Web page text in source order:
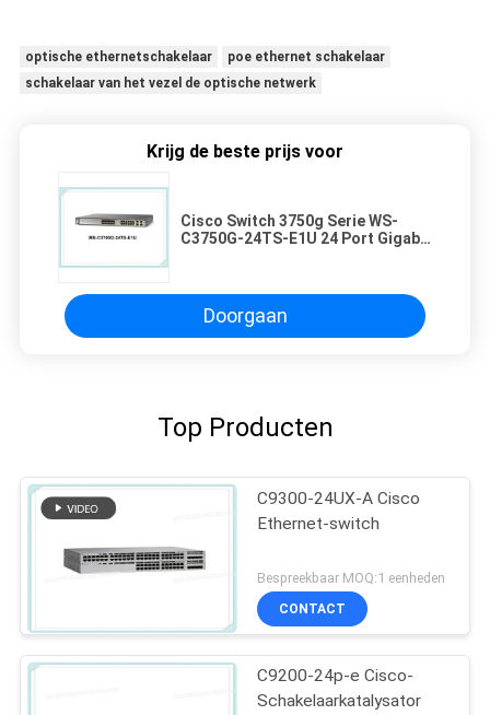
optische ethernetschakelaar
poe ethernet schakelaar
schakelaar van het vezel de optische netwerk
Krijg de beste prijs voor
Cisco Switch 3750g Serie WS-
C3750G-24TS-E1U 24 Port Gigabit
Doorgaan
Top Producten
C9300-24UX-A Cisco
Ethernet-switch
Bespreekbaar MOQ:1 eenheden
CONTACT
C9200-24p-e Cisco-
Schakelaarkatalysator